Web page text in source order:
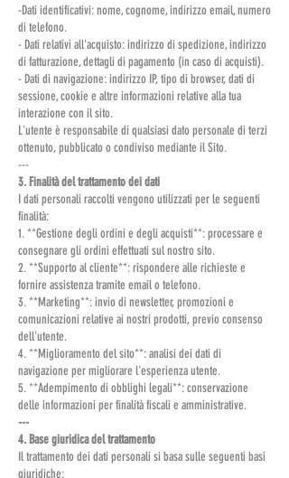
-Dati identificativi: nome, cognome, indirizzo email, numero
di telefono.
- Dati relativi all'acquisto: indirizzo di spedizione, indirizzo
di fatturazione, dettagli di pagamento (in caso di acquisti).
- Dati di navigazione: indirizzo IP, tipo di browser, dati di
sessione, cookie e altre informazioni relative alla tua
interazione con il sito.
L'utente è responsabile di qualsiasi dato personale di terzi
ottenuto, pubblicato o condiviso mediante il Sito.
---
3. Finalità del trattamento dei dati
I dati personali raccolti vengono utilizzati per le seguenti
finalità:
1. **Gestione degli ordini e degli acquisti**: processare e
consegnare gli ordini effettuati sul nostro sito.
2. **Supporto al cliente**: rispondere alle richieste e
fornire assistenza tramite email o telefono.
3. **Marketing**: invio di newsletter, promozioni e
comunicazioni relative ai nostri prodotti, previo consenso
dell'utente.
4. **Miglioramento del sito**: analisi dei dati di
navigazione per migliorare l'esperienza utente.
5. **Adempimento di obblighi legali**: conservazione
delle informazioni per finalità fiscali e amministrative.
---
4. Base giuridica del trattamento
Il trattamento dei dati personali si basa sulle seguenti basi
giuridiche: